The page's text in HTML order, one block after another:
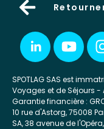
SPOTLAG SAS est
Voyages et de Séjours -
Garantie financière :
10 rue d'Astorg, 75008
SA, 38 avenue de